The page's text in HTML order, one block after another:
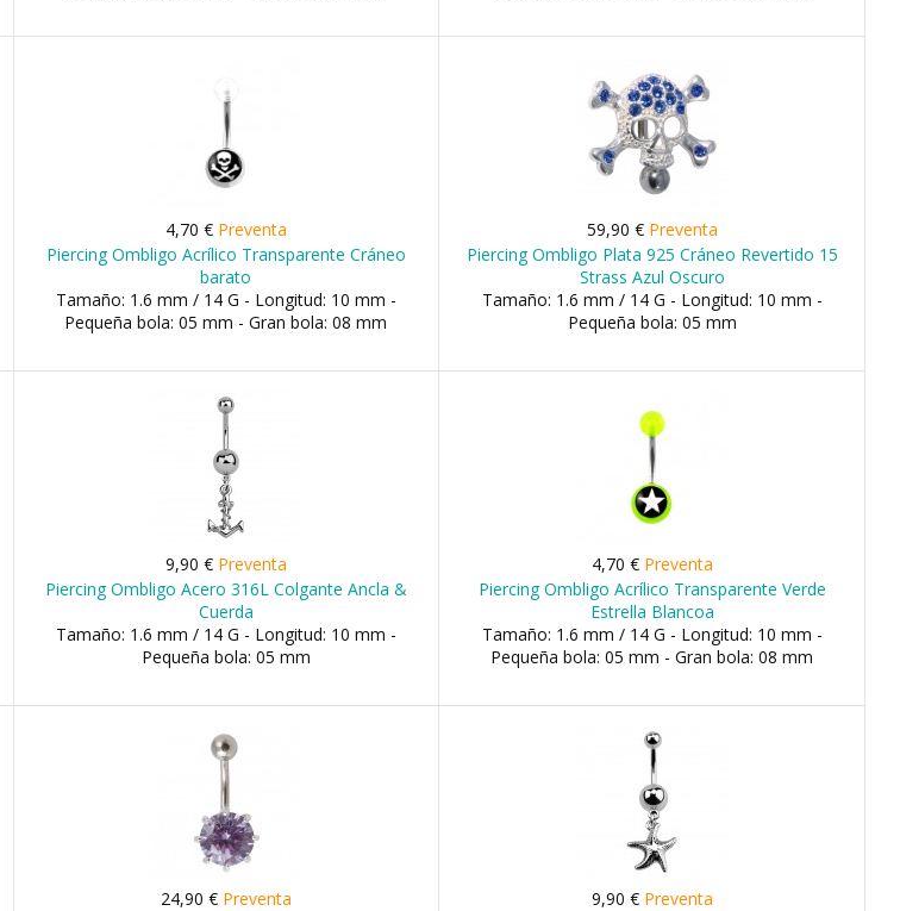
4,70 € Preventa
Piercing Ombligo Acrílico Transparente Cráneo
barato
Tamaño: 1.6 mm / 14 G - Longitud: 10 mm -
Pequeña bola: 05 mm - Gran bola: 08 mm
59,90 € Preventa
Piercing Ombligo Plata 925 Cráneo Revertido 15
Strass Azul Oscuro
Tamaño: 1.6 mm / 14 G - Longitud: 10 mm -
Pequeña bola: 05 mm
9,90 € Preventa
Piercing Ombligo Acero 316L Colgante Ancla &
Cuerda
Tamaño: 1.6 mm / 14 G - Longitud: 10 mm -
Pequeña bola: 05 mm
4,70 € Preventa
Piercing Ombligo Acrílico Transparente Verde
Estrella Blancoa
Tamaño: 1.6 mm / 14 G - Longitud: 10 mm -
Pequeña bola: 05 mm - Gran bola: 08 mm
24,90 € Preventa
9,90 € Preventa